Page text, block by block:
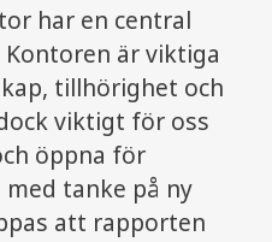
har en central
är viktiga
tillhörighet och
viktigt för oss
öppna för
tanke på ny
att rapporten